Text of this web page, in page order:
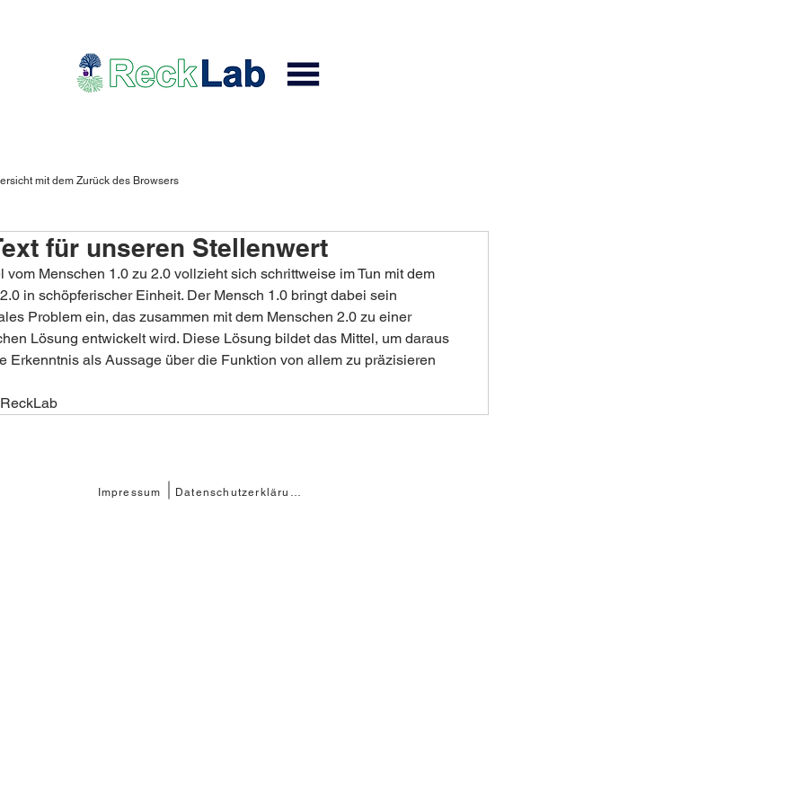
mit dem Zurück des Browsers
für unseren Stellenwert
vom Menschen 1.0 zu 2.0 vollzieht sich schrittweise im Tun mit dem
in schöpferischer Einheit. Der Mensch 1.0 bringt dabei sein
Problem ein, das zusammen mit dem Menschen 2.0 zu einer
Lösung entwickelt wird. Diese Lösung bildet das Mittel, um daraus
Erkenntnis als Aussage über die Funktion von allem zu präzisieren
Impressum